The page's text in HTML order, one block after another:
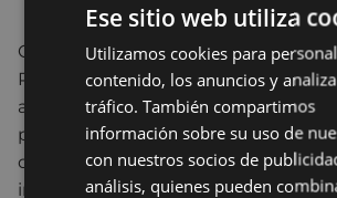
Con motivo del DÍA
PERSONAS MIGRANTES, el 19 de
a las 18.30, en el Salón de Actos de
proyectará la comedia "Quiero ser
después habrá un debate donde se
integración de las segundas
Ese sitio web utiliza
Utilizamos cookies para
contenido, los anuncios y
tráfico. También compartimos
información sobre su uso de
con nuestros socios de
análisis, quienes pueden